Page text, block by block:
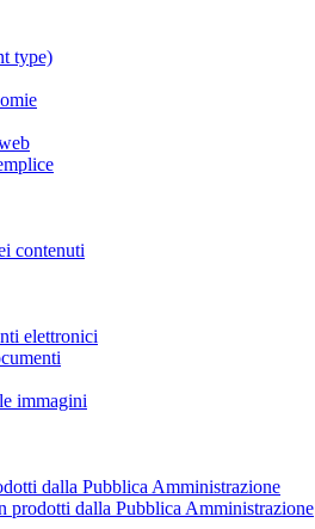
type)
contenuti
elettronici
immagini
dalla Pubblica Amministrazione
prodotti dalla Pubblica Amministrazione